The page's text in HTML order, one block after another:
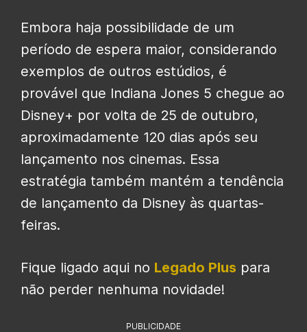
Embora haja possibilidade de um
período de espera maior, considerando
exemplos de outros estúdios, é
provável que Indiana Jones 5 chegue ao
Disney+ por volta de 25 de outubro,
aproximadamente 120 dias após seu
lançamento nos cinemas. Essa
estratégia também mantém a tendência
de lançamento da Disney às quartas-
feiras.
Fique ligado aqui no Legado Plus para
não perder nenhuma novidade!
PUBLICIDADE